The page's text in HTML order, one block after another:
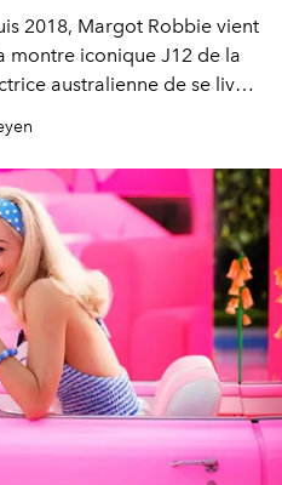
2018, Margot Robbie vient
montre iconique J12 de la
australienne de se livrer
expérience très
a changé sa vie.